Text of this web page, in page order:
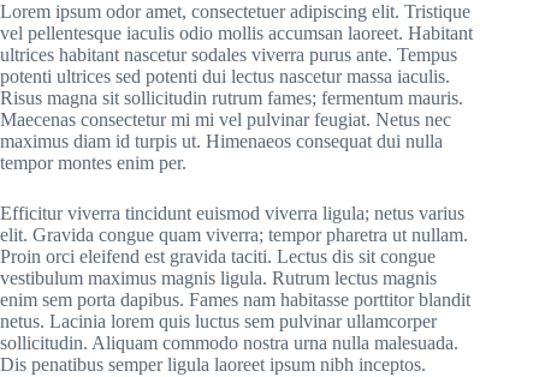
Lorem ipsum odor amet, consectetuer adipiscing elit. Tristique
vel pellentesque iaculis odio mollis accumsan laoreet. Habitant
ultrices habitant nascetur sodales viverra purus ante. Tempus
potenti ultrices sed potenti dui lectus nascetur massa iaculis.
Risus magna sit sollicitudin rutrum fames; fermentum mauris.
Maecenas consectetur mi mi vel pulvinar feugiat. Netus nec
maximus diam id turpis ut. Himenaeos consequat dui nulla
tempor montes enim per.
Efficitur viverra tincidunt euismod viverra ligula; netus varius
elit. Gravida congue quam viverra; tempor pharetra ut nullam.
Proin orci eleifend est gravida taciti. Lectus dis sit congue
vestibulum maximus magnis ligula. Rutrum lectus magnis
enim sem porta dapibus. Fames nam habitasse porttitor blandit
netus. Lacinia lorem quis luctus sem pulvinar ullamcorper
sollicitudin. Aliquam commodo nostra urna nulla malesuada.
Dis penatibus semper ligula laoreet ipsum nibh inceptos.